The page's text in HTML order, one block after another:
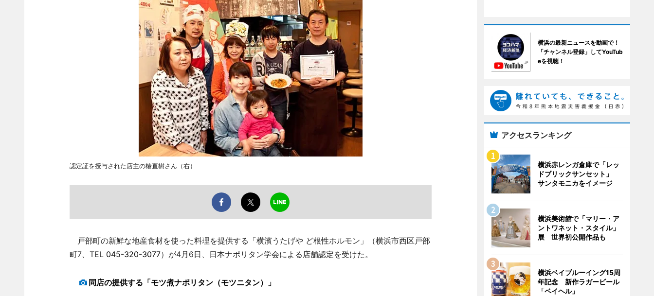
認定証を授与された店主の椿直樹さん（右）
戸部町の新鮮な地産食材を使った料理を提供する「横濱うたげや ど根性ホルモン」（横浜市西区戸部
町7、TEL 045-320-3077）が4月6日、日本ナポリタン学会による店舗認定を受けた。
同店の提供する「モツ煮ナポリタン（モツニタン）」
横浜の最新ニュースを動画で！
「チャンネル登録」してYouTub
eを視聴！
アクセスランキング
横浜赤レンガ倉庫で「レッ
ドブリックサンセット」
サンタモニカをイメージ
横浜美術館で「マリー・ア
ントワネット・スタイル」
展 世界初公開作品も
横浜ベイブルーイング15周
年記念 新作ラガービール
「ベイヘル」